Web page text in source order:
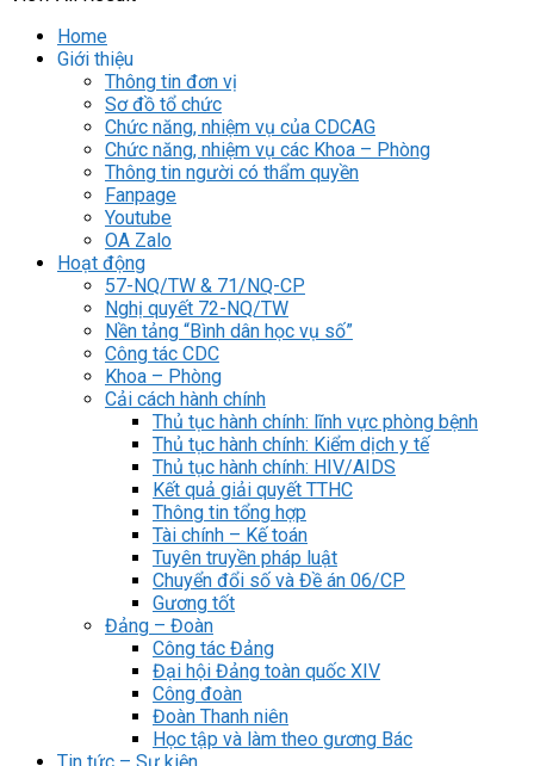
Home
Giới thiệu
Thông tin đơn vị
Sơ đồ tổ chức
Chức năng, nhiệm vụ của CDCAG
Chức năng, nhiệm vụ các Khoa – Phòng
Thông tin người có thẩm quyền
Fanpage
Youtube
OA Zalo
Hoạt động
57-NQ/TW & 71/NQ-CP
Nghị quyết 72-NQ/TW
Nền tảng “Bình dân học vụ số”
Công tác CDC
Khoa – Phòng
Cải cách hành chính
Thủ tục hành chính: lĩnh vực phòng bệnh
Thủ tục hành chính: Kiểm dịch y tế
Thủ tục hành chính: HIV/AIDS
Kết quả giải quyết TTHC
Thông tin tổng hợp
Tài chính – Kế toán
Tuyên truyền pháp luật
Chuyển đổi số và Đề án 06/CP
Gương tốt
Đảng – Đoàn
Công tác Đảng
Đại hội Đảng toàn quốc XIV
Công đoàn
Đoàn Thanh niên
Học tập và làm theo gương Bác